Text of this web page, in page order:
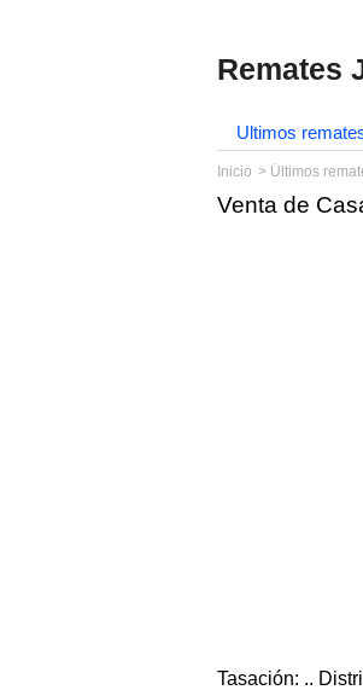
Remates
Ultimos
Inicio Últimos
Venta de
Tasación: ..